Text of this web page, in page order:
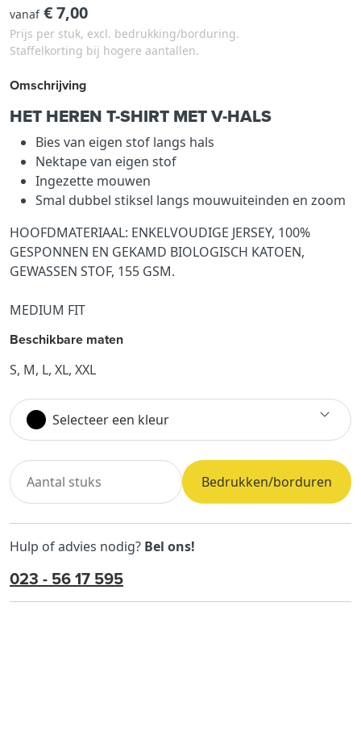
vanaf€ 7,00
Prijs per stuk, excl. bedrukking/borduring.
Staffelkorting bij hogere aantallen.
Omschrijving
HET HEREN T-SHIRT MET V-HALS
Bies van eigen stof langs hals
Nektape van eigen stof
Ingezette mouwen
Smal dubbel stiksel langs mouwuiteinden en zoom
HOOFDMATERIAAL: ENKELVOUDIGE JERSEY, 100%
GESPONNEN EN GEKAMD BIOLOGISCH KATOEN,
GEWASSEN STOF, 155 GSM.
MEDIUM FIT
Beschikbare maten
S, M, L, XL, XXL
Selecteer een kleur
Bedrukken/borduren
Hulp of advies nodig? Bel ons!
023 - 56 17 595